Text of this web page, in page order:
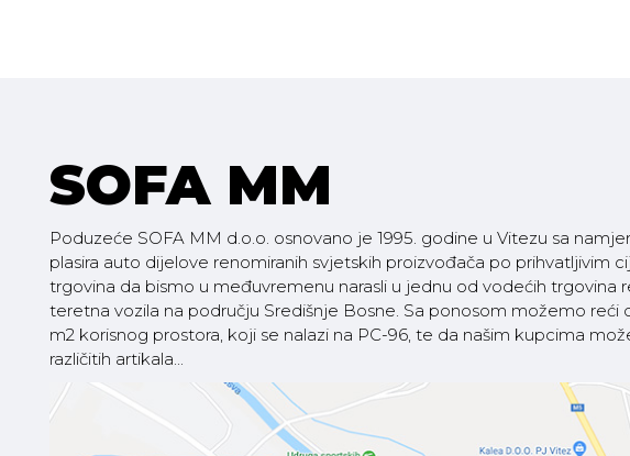
SOFA MM
Poduzeće SOFA MM d.o.o. osnovano je 1995. godine u Vitezu sa
plasira auto dijelove renomiranih svjetskih proizvođača po prihvatljivim
trgovina da bismo u međuvremenu narasli u jednu od vodećih trgovina
teretna vozila na području Središnje Bosne. Sa ponosom možemo reći
m2 korisnog prostora, koji se nalazi na PC-96, te da našim kupcima
različitih artikala...